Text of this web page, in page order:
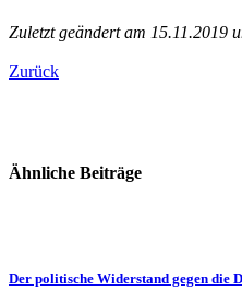
Zuletzt geändert am 15.11.2019
Zurück
Ähnliche Beiträge
Der politische Widerstand gegen die